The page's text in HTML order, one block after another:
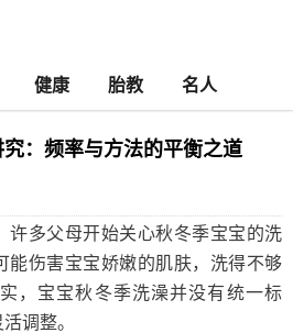
健康 胎教 名人
：频率与方法的平衡之道
多父母开始关心秋冬季宝宝的洗
能伤害宝宝娇嫩的肌肤，洗得不够
，宝宝秋冬季洗澡并没有统一标
调整。